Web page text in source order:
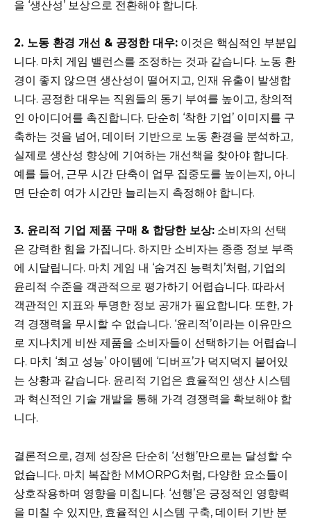
을 ‘생산성’ 보상으로 전환해야 합니다.
2. 노동 환경 개선 & 공정한 대우: 이것은 핵심적인 부분입
니다. 마치 게임 밸런스를 조정하는 것과 같습니다. 노동 환
경이 좋지 않으면 생산성이 떨어지고, 인재 유출이 발생합
니다. 공정한 대우는 직원들의 동기 부여를 높이고, 창의적
인 아이디어를 촉진합니다. 단순히 ‘착한 기업’ 이미지를 구
축하는 것을 넘어, 데이터 기반으로 노동 환경을 분석하고,
실제로 생산성 향상에 기여하는 개선책을 찾아야 합니다.
예를 들어, 근무 시간 단축이 업무 집중도를 높이는지, 아니
면 단순히 여가 시간만 늘리는지 측정해야 합니다.
3. 윤리적 기업 제품 구매 & 합당한 보상: 소비자의 선택
은 강력한 힘을 가집니다. 하지만 소비자는 종종 정보 부족
에 시달립니다. 마치 게임 내 ‘숨겨진 능력치’처럼, 기업의
윤리적 수준을 객관적으로 평가하기 어렵습니다. 따라서
객관적인 지표와 투명한 정보 공개가 필요합니다. 또한, 가
격 경쟁력을 무시할 수 없습니다. ‘윤리적’이라는 이유만으
로 지나치게 비싼 제품을 소비자들이 선택하기는 어렵습니
다. 마치 ‘최고 성능’ 아이템에 ‘디버프’가 덕지덕지 붙어있
는 상황과 같습니다. 윤리적 기업은 효율적인 생산 시스템
과 혁신적인 기술 개발을 통해 가격 경쟁력을 확보해야 합
니다.
결론적으로, 경제 성장은 단순히 ‘선행’만으로는 달성할 수
없습니다. 마치 복잡한 MMORPG처럼, 다양한 요소들이
상호작용하며 영향을 미칩니다. ‘선행’은 긍정적인 영향력
을 미칠 수 있지만, 효율적인 시스템 구축, 데이터 기반 분